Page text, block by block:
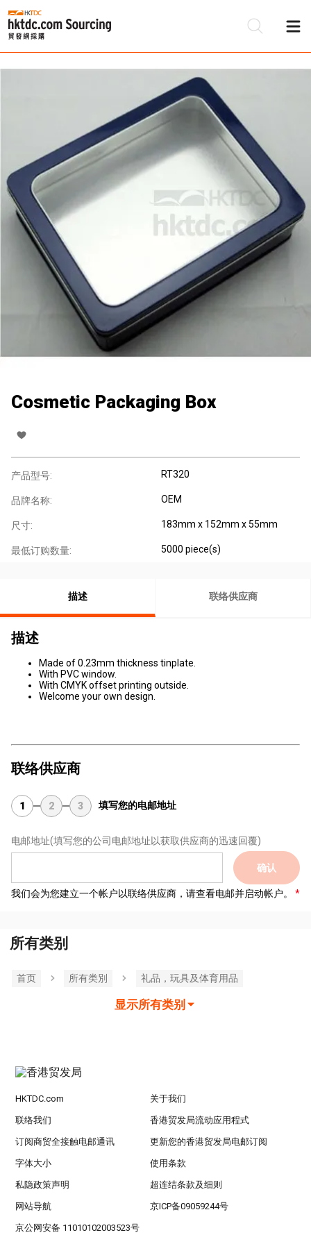
Cosmetic Packaging Box
产品型号: RT320
品牌名称: OEM
尺寸: 183mm x 152mm x 55mm
最低订购数量: 5000 piece(s)
描述 联络供应商
描述
Made of 0.23mm thickness tinplate.
With PVC window.
With CMYK offset printing outside.
Welcome your own design.
联络供应商
1 2 3 填写您的电邮地址
电邮地址(填写您的公司电邮地址以获取供应商的迅速回覆)
确认
我们会为您建立一个帐户以联络供应商，请查看电邮并启动帐户。
所有类别
首页 所有类別 礼品，玩具及体育用品
显示所有类别
HKTDC.com 关于我们
联络我们 香港贸发局流动应用程式
订阅商贸全接触电邮通讯 更新您的香港贸发局电邮订阅
字体大小 使用条款
私隐政策声明 超连结条款及细则
网站导航 京ICP备09059244号
京公网安备 11010102003523号